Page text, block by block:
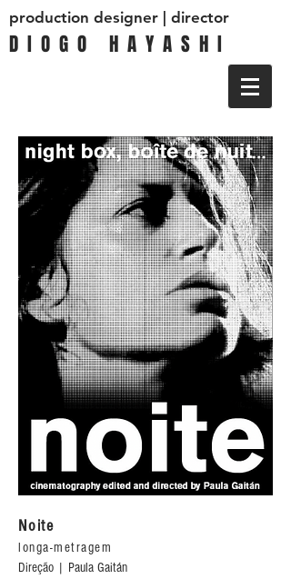
production designer | director
D I O G O H A Y A S H I
Noite
longa-metragem
Direção | Paula Gaitán